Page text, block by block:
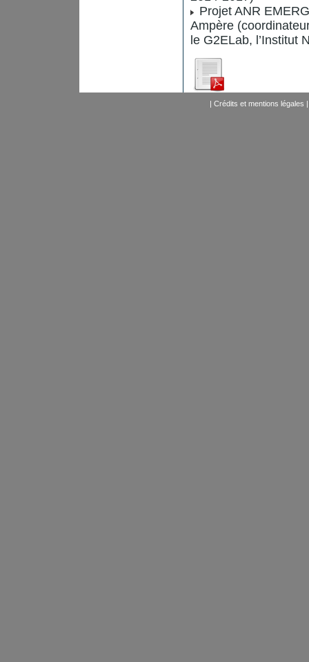
Projet ANR
Ampère
le G2ELab, l’Institut
| Crédits et mentions légales